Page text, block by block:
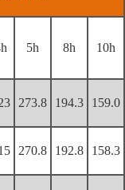
5h 8h 10h
273.8 194.3 159.0
270.8 192.8 158.3